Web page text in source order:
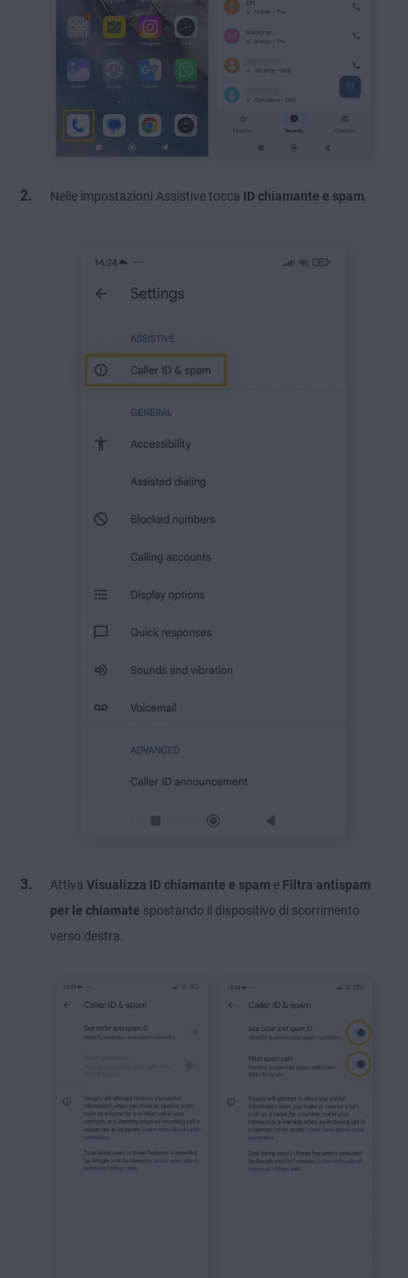
Nelle impostazioni Assistive tocca ID chiamante e spam
Attiva Visualizza ID chiamante e spam e Filtra antispam
per le chiamate spostando il dispositivo di scorrimento
verso destra.